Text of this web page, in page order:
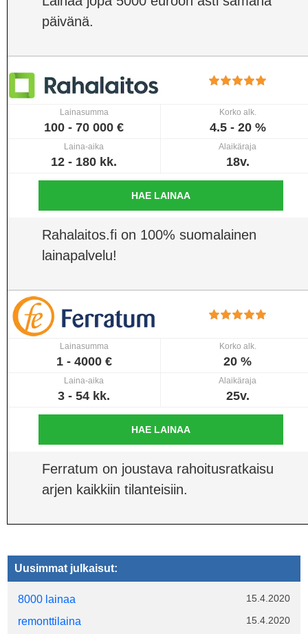
päivänä.
Lainasumma
100 - 70 000 €
Korko alk.
4.5 - 20 %
Laina-aika
12 - 180 kk.
Alaikäraja
18v.
HAE LAINAA
Rahalaitos.fi on 100% suomalainen
lainapalvelu!
Lainasumma
1 - 4000 €
Korko alk.
20 %
Laina-aika
3 - 54 kk.
Alaikäraja
25v.
HAE LAINAA
Ferratum on joustava rahoitusratkaisu
arjen kaikkiin tilanteisiin.
Uusimmat julkaisut:
8000 lainaa 15.4.2020
remonttilaina 15.4.2020